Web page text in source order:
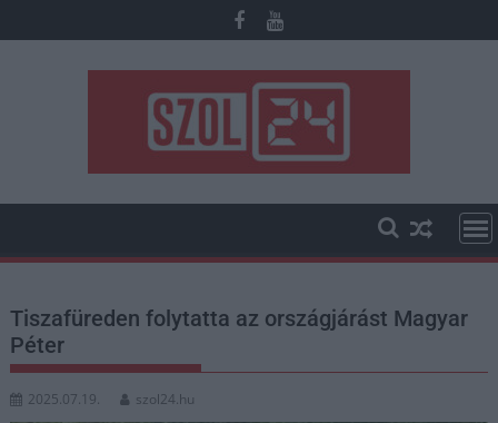
to
Tiszafüreden folytatta az országjárást Magyar
Péter
2025.07.19. szol24.hu